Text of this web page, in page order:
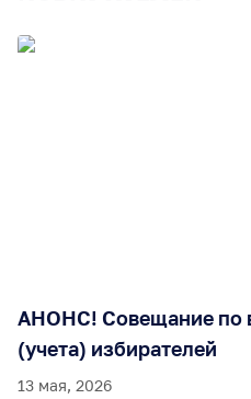
АНОНС! Совещание по
(учета) избирателей
13 мая, 2026